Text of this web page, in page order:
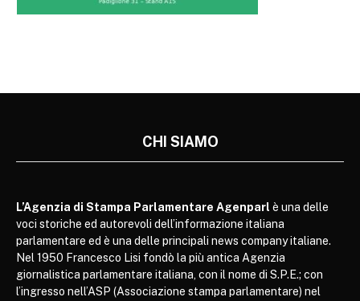
CHI SIAMO
L’Agenzia di Stampa Parlamentare Agenparl è una delle
voci storiche ed autorevoli dell’informazione italiana
parlamentare ed è una delle principali news company italiane.
Nel 1950 Francesco Lisi fondò la più antica Agenzia
giornalistica parlamentare italiana, con il nome di S.P.E.; con
l’ingresso nell’ASP (Associazione stampa parlamentare) nel